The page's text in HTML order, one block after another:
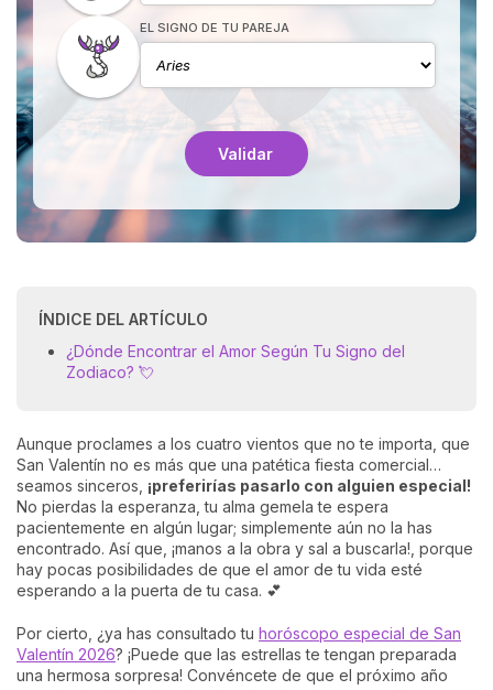
EL SIGNO DE TU PAREJA
Validar
ÍNDICE DEL ARTÍCULO
¿Dónde Encontrar el Amor Según Tu Signo del
Zodiaco? 💘
Aunque proclames a los cuatro vientos que no te importa, que
San Valentín no es más que una patética fiesta comercial…
seamos sinceros, ¡preferirías pasarlo con alguien especial!
No pierdas la esperanza, tu alma gemela te espera
pacientemente en algún lugar; simplemente aún no la has
encontrado. Así que, ¡manos a la obra y sal a buscarla!, porque
hay pocas posibilidades de que el amor de tu vida esté
esperando a la puerta de tu casa. 💕
Por cierto, ¿ya has consultado tu horóscopo especial de San
Valentín 2026? ¡Puede que las estrellas te tengan preparada
una hermosa sorpresa! Convéncete de que el próximo año